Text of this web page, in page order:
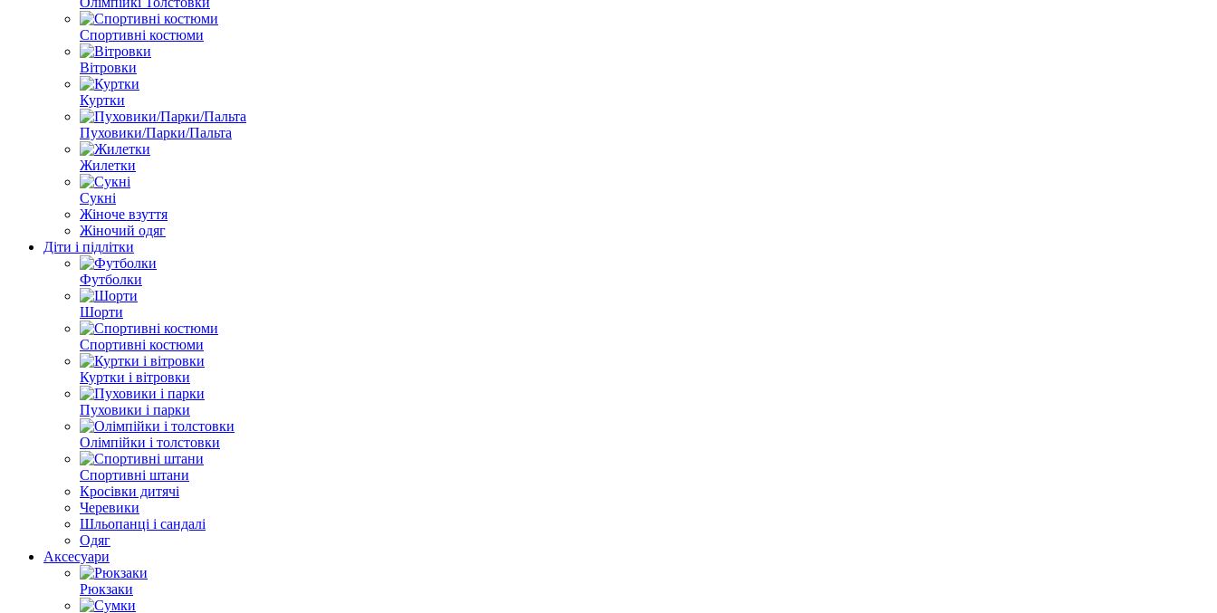
Спортивні костюми
Вітровки
Куртки
Пуховики/Парки/Пальта
Жилетки
Сукні
Жіноче взуття
Жіночий одяг
Діти і підлітки
Футболки
Шорти
Спортивні костюми
Куртки і вітровки
Пуховики і парки
Олімпійки і толстовки
Спортивні штани
Кросівки дитячі
Черевики
Шльопанці і сандалі
Одяг
Аксесуари
Рюкзаки